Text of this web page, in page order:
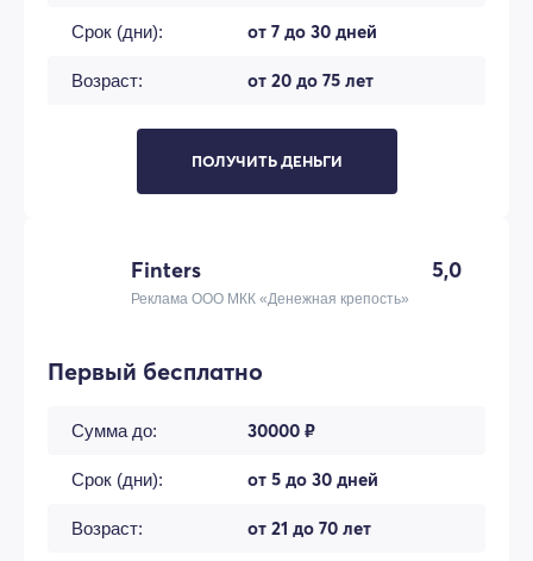
Срок (дни): от 7 до 30 дней
Возраст: от 20 до 75 лет
ПОЛУЧИТЬ ДЕНЬГИ
Finters 5,0
Реклама ООО МКК «Денежная крепость»
Первый бесплатно
Сумма до: 30000 ₽
Срок (дни): от 5 до 30 дней
Возраст: от 21 до 70 лет